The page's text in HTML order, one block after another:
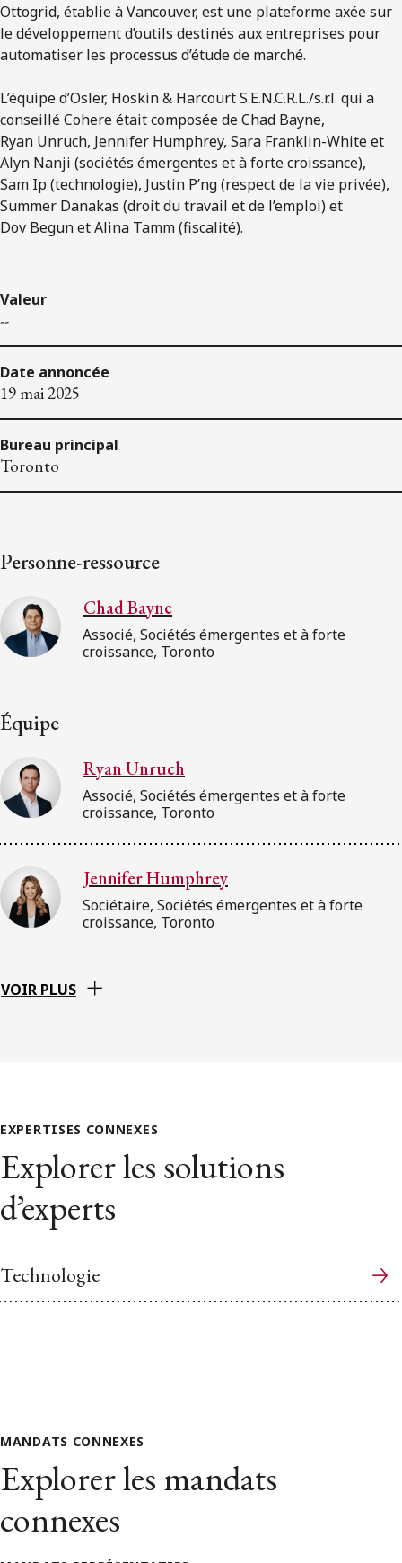
Ottogrid, établie à Vancouver, est une plateforme axée sur
le développement d’outils destinés aux entreprises pour
automatiser les processus d’étude de marché.
L’équipe d’Osler, Hoskin & Harcourt S.E.N.C.R.L./s.r.l. qui a
conseillé Cohere était composée de Chad Bayne,
Ryan Unruch, Jennifer Humphrey, Sara Franklin-White et
Alyn Nanji (sociétés émergentes et à forte croissance),
Sam Ip (technologie), Justin P’ng (respect de la vie privée),
Summer Danakas (droit du travail et de l’emploi) et
Dov Begun et Alina Tamm (fiscalité).
Valeur
--
Date annoncée
19 mai 2025
Bureau principal
Toronto
Personne-ressource
Chad Bayne
Associé, Sociétés émergentes et à forte
croissance, Toronto
Équipe
Ryan Unruch
Associé, Sociétés émergentes et à forte
croissance, Toronto
Jennifer Humphrey
Sociétaire, Sociétés émergentes et à forte
croissance, Toronto
VOIR PLUS
EXPERTISES CONNEXES
Explorer les solutions
d’experts
Technologie
MANDATS CONNEXES
Explorer les mandats
connexes